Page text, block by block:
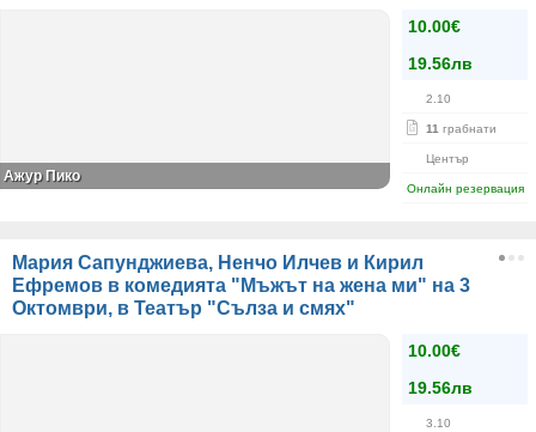
10.00€
19.56лв
2.10
11 грабнати
Център
Онлайн резервация
Ажур Пико
Мария Сапунджиева, Ненчо Илчев и Кирил
Ефремов в комедията "Мъжът на жена ми" на 3
Октомври, в Театър "Сълза и смях"
10.00€
19.56лв
3.10